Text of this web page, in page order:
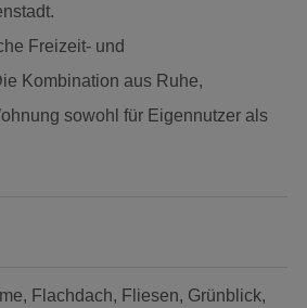
Freizeit- und
Kombination aus Ruhe,
sowohl für Eigennutzer als
Flachdach Fliesen Grünblick